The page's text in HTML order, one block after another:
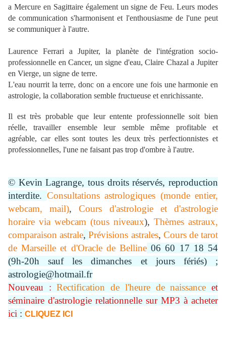
a Mercure en Sagittaire également un signe de Feu. Leurs modes
de communication s'harmonisent et l'enthousiasme de l'une peut
se communiquer à l'autre.
Laurence Ferrari a Jupiter, la planète de l'intégration socio-
professionnelle en Cancer, un signe d'eau, Claire Chazal a Jupiter
en Vierge, un signe de terre.
L'eau nourrit la terre, donc on a encore une fois une harmonie en
astrologie, la collaboration semble fructueuse et enrichissante.
Il est très probable que leur entente professionnelle soit bien
réelle, travailler ensemble leur semble même profitable et
agréable, car elles sont toutes les deux très perfectionnistes et
professionnelles, l'une ne faisant pas trop d'ombre à l'autre.
© Kevin Lagrange, tous droits réservés, reproduction
interdite. Consultations astrologiques (monde entier,
webcam, mail),Cours d'astrologie et d'astrologie
horaire via webcam (tous niveaux), Thèmes astraux,
comparaison astrale,Prévisions astrales, Cours de tarot
de Marseille et d'Oracle de Belline 06 60 17 18 54
(9h-20h sauf les dimanches et jours fériés) ;
astrologie@hotmail.fr
Nouveau :Rectification de l'heure de naissance et
séminaire d'astrologie relationnelle sur MP3 à acheter
ici : CLIQUEZ ICI